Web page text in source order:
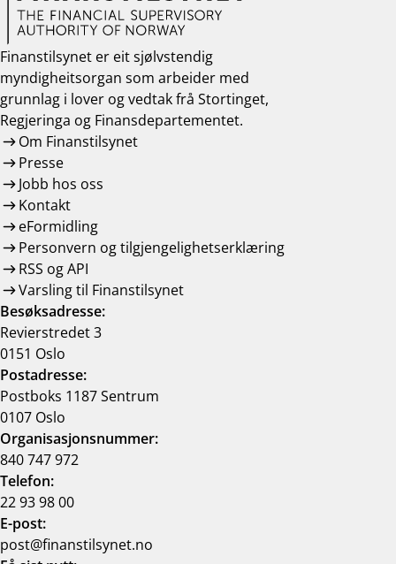
Finanstilsynet er eit sjølvstendig
myndigheitsorgan som arbeider med
grunnlag i lover og vedtak frå Stortinget,
Regjeringa og Finansdepartementet.
Om Finanstilsynet
Presse
Jobb hos oss
Kontakt
eFormidling
Personvern og tilgjengelighetserklæring
RSS og API
Varsling til Finanstilsynet
Besøksadresse:
Revierstredet 3
0151 Oslo
Postadresse:
Postboks 1187 Sentrum
0107 Oslo
Organisasjonsnummer:
840 747 972
Telefon:
22 93 98 00
E-post:
post@finanstilsynet.no